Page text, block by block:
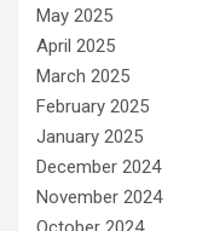
May 2025
April 2025
March 2025
February 2025
January 2025
December 2024
November 2024